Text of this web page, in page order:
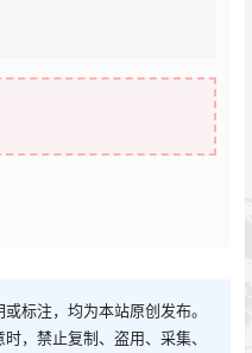
标注，均为本站原创发布。
，禁止复制、盗用、采集、